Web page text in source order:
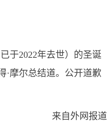
于2022年去世）的圣诞
·摩尔总结道。公开道歉
来自外网报道